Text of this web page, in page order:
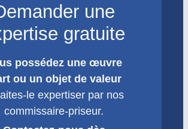
une
gratuite
possédez une œuvre
ou un objet de valeur
le expertiser par nos
commissaire-priseur.